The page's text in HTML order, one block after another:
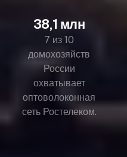
38,1 млн
7 из 10
домохозяйств
России
охватывает
оптоволоконная
сеть Ростелеком.